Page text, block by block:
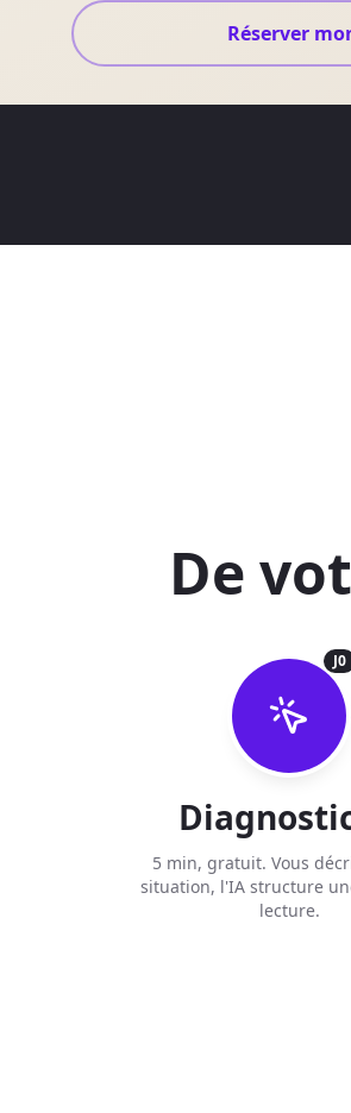
Réserver
De
J0
5 min, gratuit. Vous
situation, l'IA structure
lecture.